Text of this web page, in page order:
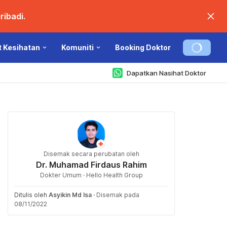
Kesihatan Komuniti Booking Doktor
Dapatkan Nasihat Doktor
Disemak secara perubatan oleh
Dr. Muhamad Firdaus Rahim
Dokter Umum · Hello Health Group
Ditulis oleh Asyikin Md Isa · Disemak pada
08/11/2022